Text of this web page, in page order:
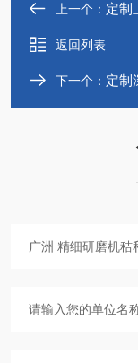
上一个： 定制
返回列表
下一个： 定制